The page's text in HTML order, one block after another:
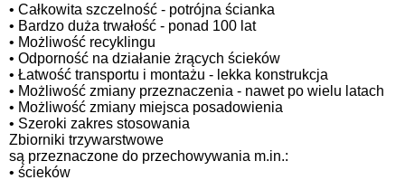
• Całkowita szczelność - potrójna ścianka
• Bardzo duża trwałość - ponad 100 lat
• Możliwość recyklingu
• Odporność na działanie żrących ścieków
• Łatwość transportu i montażu - lekka konstrukcja
• Możliwość zmiany przeznaczenia - nawet po wielu latach
• Możliwość zmiany miejsca posadowienia
• Szeroki zakres stosowania
Zbiorniki trzywarstwowe
są przeznaczone do przechowywania m.in.:
• ścieków